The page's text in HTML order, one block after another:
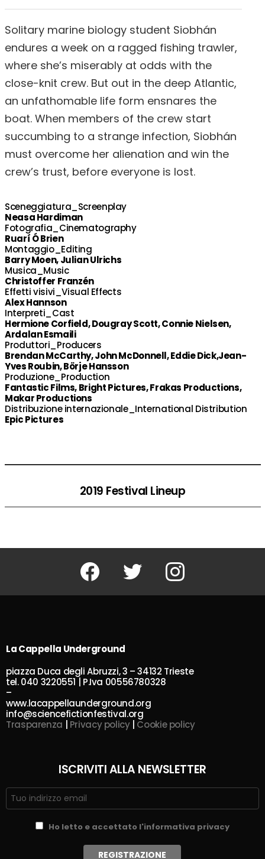
Solitary marine biology student Siobhán
endures a week on a ragged fishing trawler,
where she’s miserably at odds with the
close-knit crew. But out in the deep Atlantic,
an unfathomable life form ensnares the
boat. When members of the crew start
succumbing to a strange infection, Siobhán
must overcome her alienation and win the
crew’s trust, before everyone is lost.
Sceneggiatura_Screenplay
Neasa Hardiman
Fotografia_Cinematography
Ruarí Ó Brien
Montaggio_Editing
Barry Moen, Julian Ulrichs
Musica_Music
Christoffer Franzén
Effetti visivi_Visual Effects
Alex Hannson
Interpreti_Cast
Hermione Corfield, Dougray Scott, Connie Nielsen,
Ardalan Esmaili
Produttori_Producers
Brendan McCarthy, John McDonnell, Eddie Dick,Jean-
Yves Roubin, Börje Hansson
Produzione_Production
Fantastic Films, Bright Pictures, Frakas Productions,
Makar Productions
Distribuzione internazionale_International Distribution
Epic Pictures
2019 Festival Lineup
Facebook Twitter Instagram
La Cappella Underground
piazza Duca degli Abruzzi, 3 – 34132 Trieste
tel. 040 3220551 | P.Iva 00556780328
–
www.lacappellaunderground.org
info@sciencefictionfestival.org
Trasparenza
Privacy policy| Cookie policy
ISCRIVITI ALLA NEWSLETTER
Ho letto e accettato l'informativa privacy